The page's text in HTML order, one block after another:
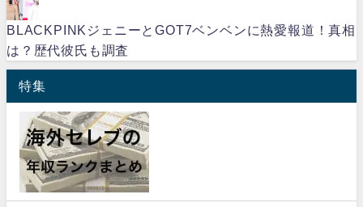
BLACKPINKジェニーとGOT7ベンベンに熱愛報道！真相
は？歴代彼氏も調査
特集